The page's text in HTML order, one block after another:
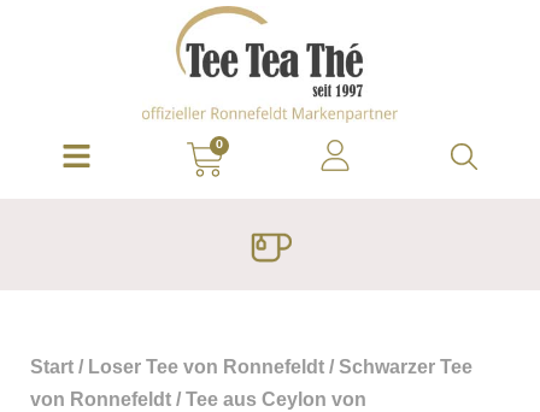
0
Start / Loser Tee von Ronnefeldt / Schwarzer Tee
von Ronnefeldt / Tee aus Ceylon von